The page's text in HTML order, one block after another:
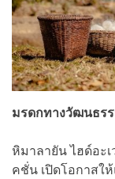
มรดกทางวัฒนธร
หิมาลายัน ไฮด์อะเ
คชั่น เปิดโอกาสใ